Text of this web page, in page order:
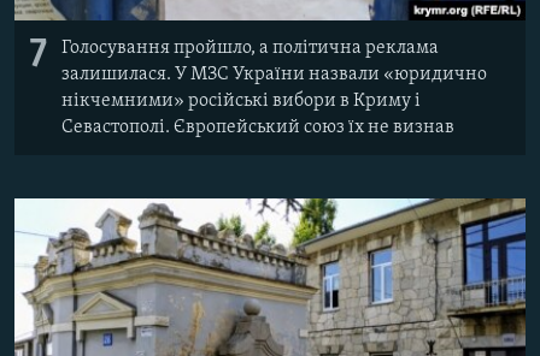
7
Голосування пройшло, а політична реклама
залишилася. У МЗС України назвали «юридично
нікчемними» російські вибори в Криму і
Севастополі. Європейський союз їх не визнав